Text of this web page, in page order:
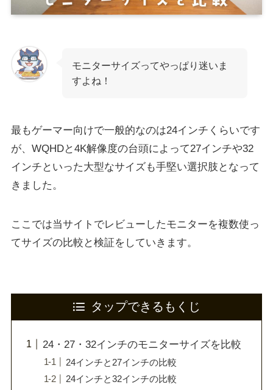
モニターサイズってやっぱり迷いま
すよね！
最もゲーマー向けで一般的なのは24インチくらいです
が、WQHDと4K解像度の台頭によって27インチや32
インチといった大型なサイズも手堅い選択肢となって
きました。
ここでは当サイトでレビューしたモニターを複数使っ
てサイズの比較と検証をしていきます。
タップできるもくじ
24・27・32インチのモニターサイズを比較
24インチと27インチの比較
24インチと32インチの比較